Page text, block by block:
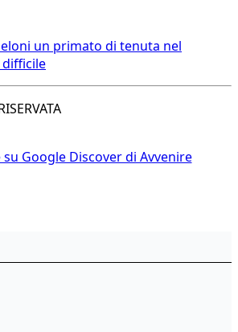
un primato di tenuta nel
su Google Discover di Avvenire